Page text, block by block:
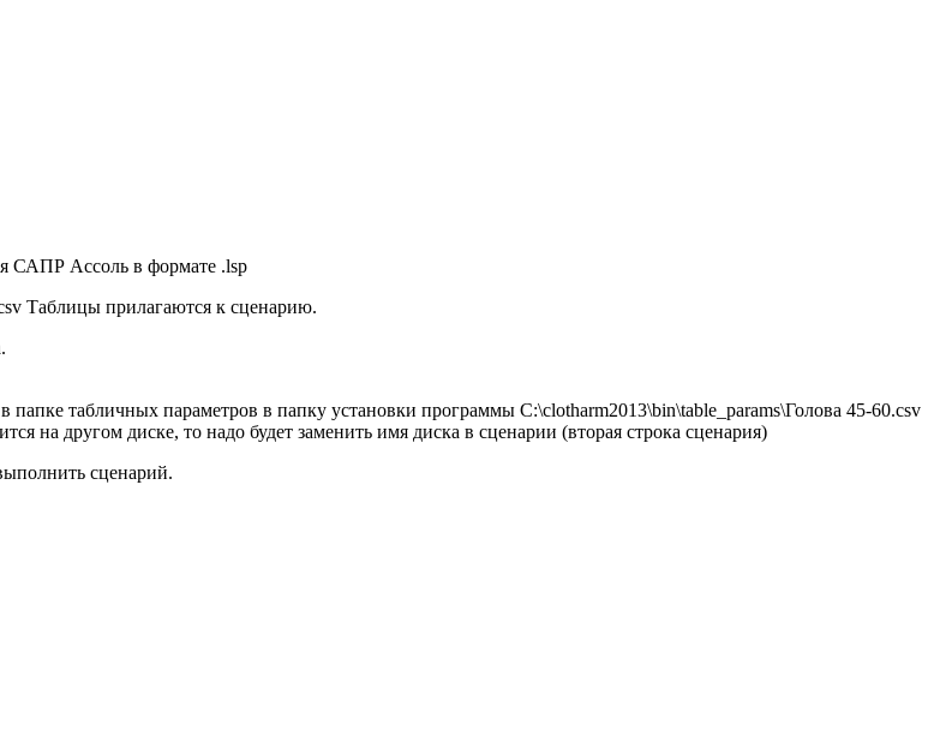
САПР Ассоль в формате .lsp
Таблицы прилагаются к сценарию.
табличных параметров в папку установки программы C:\clotharm2013\bin\table_params\Голова 45-60.csv
на другом диске, то надо будет заменить имя диска в сценарии (вторая строка сценария)
сценарий.